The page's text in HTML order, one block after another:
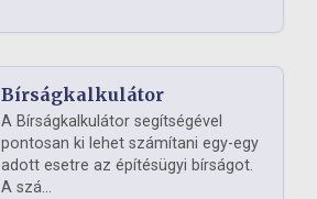
Bírságkalkulátor
A Bírságkalkulátor segítségével
pontosan ki lehet számítani egy-egy
adott esetre az építésügyi bírságot.
A szá...